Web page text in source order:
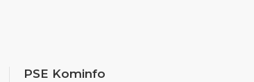
PSE Kominfo